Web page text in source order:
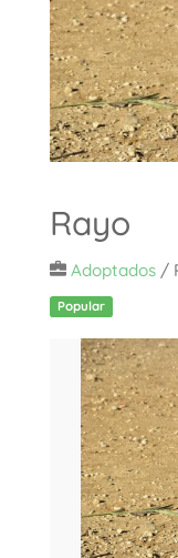
Rayo
Adoptados/
Popular